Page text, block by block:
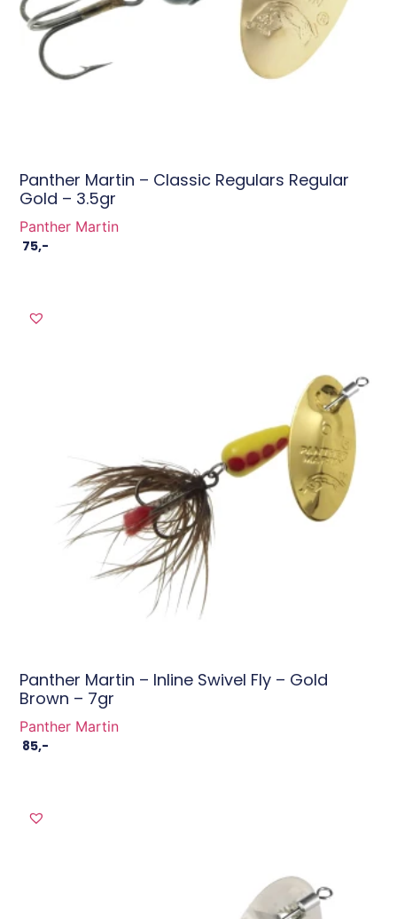
Panther Martin – Classic Regulars Regular
Gold – 3.5gr
Panther Martin
75,-
Panther Martin – Inline Swivel Fly – Gold
Brown – 7gr
Panther Martin
85,-